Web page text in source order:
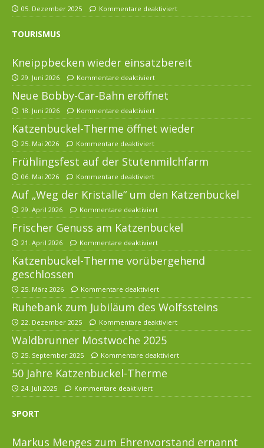
05. Dezember 2025 Kommentare deaktiviert
TOURISMUS
Kneippbecken wieder einsatzbereit
29. Juni 2026 Kommentare deaktiviert
Neue Bobby-Car-Bahn eröffnet
18. Juni 2026 Kommentare deaktiviert
Katzenbuckel-Therme öffnet wieder
25. Mai 2026 Kommentare deaktiviert
Frühlingsfest auf der Stutenmilchfarm
06. Mai 2026 Kommentare deaktiviert
Auf „Weg der Kristalle“ um den Katzenbuckel
29. April 2026 Kommentare deaktiviert
Frischer Genuss am Katzenbuckel
21. April 2026 Kommentare deaktiviert
Katzenbuckel-Therme vorübergehend
geschlossen
25. März 2026 Kommentare deaktiviert
Ruhebank zum Jubiläum des Wolfssteins
22. Dezember 2025 Kommentare deaktiviert
Waldbrunner Mostwoche 2025
25. September 2025 Kommentare deaktiviert
50 Jahre Katzenbuckel-Therme
24. Juli 2025 Kommentare deaktiviert
SPORT
Markus Menges zum Ehrenvorstand ernannt